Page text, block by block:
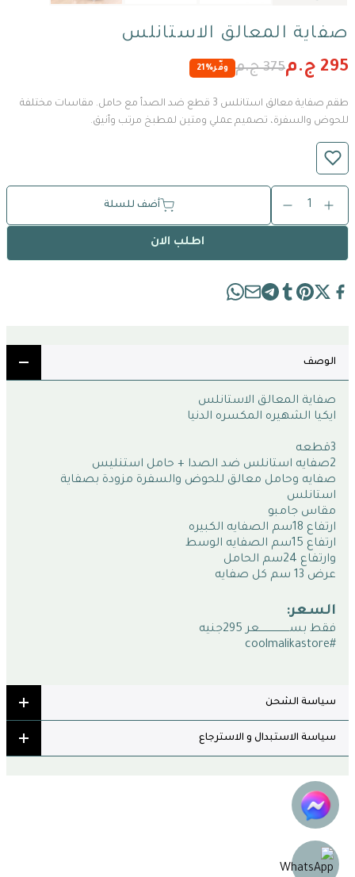
صفاية المعالق الاستانلس
295 ج.م
375 ج.م وفّر21%
طقم صفاية معالق استانلس 3 قطع ضد الصدأ مع حامل. مقاسات مختلفة
للحوض والسفرة، تصميم عملي ومتين لمطبخ مرتب وأنيق.
اطلب الان
أضف للسلة 1
الوصف
صفاية المعالق الاستانلس
ايكيا الشهيره المكسره الدنيا
3قطعه
2صفايه استانلس ضد الصدا + حامل استنليس
استانلس
مقاس جامبو
ارتفاع 18سم الصفايه الكبيره
ارتفاع 15سم الصفايه الوسط
وارتفاع 24سم الحامل
عرض 13 سم كل صفايه
السعر:
فقط بســـــــــــــــــــعر 295جنيه
#coolmalikastore
سياسة الشحن
سياسة الاستبدال و الاسترجاع